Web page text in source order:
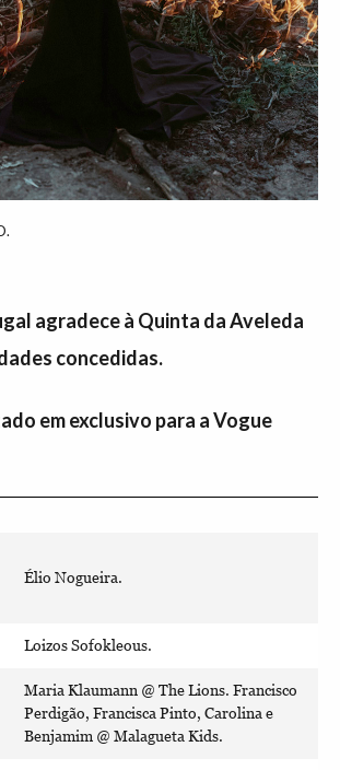
agradece à Quinta da Aveleda
concedidas.
em exclusivo para a Vogue
Élio Nogueira.
Loizos Sofokleous.
Maria Klaumann @ The Lions. Francisco
Perdigão, Francisca Pinto, Carolina e
Benjamim @ Malagueta Kids.